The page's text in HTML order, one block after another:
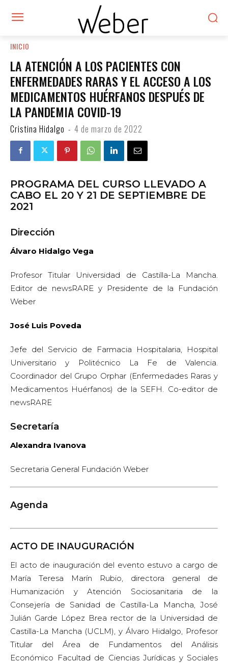
INICIO
LA ATENCIÓN A LOS PACIENTES CON
ENFERMEDADES RARAS Y EL ACCESO A LOS
MEDICAMENTOS HUÉRFANOS DESPUÉS DE
LA PANDEMIA COVID-19
Cristina Hidalgo - 4 de marzo de 2022
PROGRAMA DEL CURSO LLEVADO A
CABO EL 20 Y 21 DE SEPTIEMBRE DE
2021
Dirección
Álvaro Hidalgo Vega
Profesor Titular Universidad de Castilla-La Mancha.
Editor de newsRARE y Presidente de la Fundación
Weber
José Luis Poveda
Jefe del Servicio de Farmacia Hospitalaria, Hospital
Universitario y Politécnico La Fe de Valencia.
Coordinador del Grupo Orphar (Enfermedades Raras y
Medicamentos Huérfanos) de la SEFH. Co-editor de
newsRARE
Secretaría
Alexandra Ivanova
Secretaria General Fundación Weber
Agenda
ACTO DE INAUGURACIÓN
El acto de inauguración del evento estuvo a cargo de
María Teresa Marín Rubio, directora general de
Humanización y Atención Sociosanitaria de la
Consejería de Sanidad de Castilla-La Mancha, José
Julián Garde López Brea rector de la Universidad de
Castilla-La Mancha (UCLM), y Álvaro Hidalgo, Profesor
Titular del Área de Fundamentos del Análisis
Económico Facultad de Ciencias Jurídicas y Sociales